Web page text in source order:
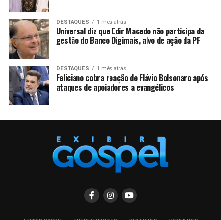
DESTAQUES 1 mês atrás
Universal diz que Edir Macedo não participa da
gestão do Banco Digimais, alvo de ação da PF
DESTAQUES 1 mês atrás
Feliciano cobra reação de Flávio Bolsonaro após
ataques de apoiadores a evangélicos